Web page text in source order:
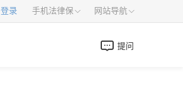
登录 手机法律保 网站导航
提问